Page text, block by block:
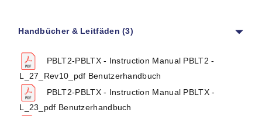
Reservoirs
Handbücher & Leitfäden (3)
PBLT2-PBLTX - Instruction Manual PBLT2 -
L_27_Rev10_pdf Benutzerhandbuch
PBLT2-PBLTX - Instruction Manual PBLTX -
L_23_pdf Benutzerhandbuch